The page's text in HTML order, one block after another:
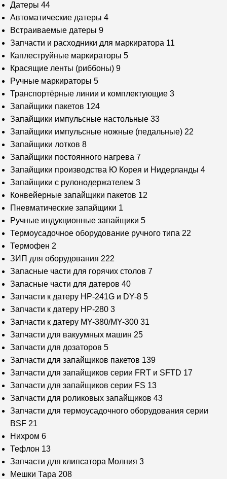
Датеры 44
Автоматические датеры 4
Встраиваемые датеры 9
Запчасти и расходники для маркиратора 11
Каплеструйные маркираторы 5
Красящие ленты (риббоны) 9
Ручные маркираторы 5
Транспортёрные линии и комплектующие 3
Запайщики пакетов 124
Запайщики импульсные настольные 33
Запайщики импульсные ножные (педальные) 22
Запайщики лотков 8
Запайщики постоянного нагрева 7
Запайщики производства Ю Корея и Нидерланды 4
Запайщики с рулонодержателем 3
Конвейерные запайщики пакетов 12
Пневматические запайщики 1
Ручные индукционные запайщики 5
Термоусадочное оборудование ручного типа 22
Термофен 2
ЗИП для оборудования 222
Запасные части для горячих столов 7
Запасные части для датеров 40
Запчасти к датеру HP-241G и DY-8 5
Запчасти к датеру HP-280 3
Запчасти к датеру MY-380/MY-300 31
Запчасти для вакуумных машин 25
Запчасти для дозаторов 5
Запчасти для запайщиков пакетов 139
Запчасти для запайщиков серии FRT и SFTD 17
Запчасти для запайщиков серии FS 13
Запчасти для роликовых запайщиков 43
Запчасти для термоусадочного оборудования серии
BSF 21
Нихром 6
Тефлон 13
Запчасти для клипсатора Молния 3
Мешки Тара 208